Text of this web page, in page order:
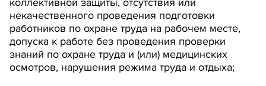
некачественного проведения подготовки
работников по охране труда на рабочем месте,
допуска к работе без проведения проверки
знаний по охране труда и (или) медицинских
осмотров, нарушения режима труда и отдыха;